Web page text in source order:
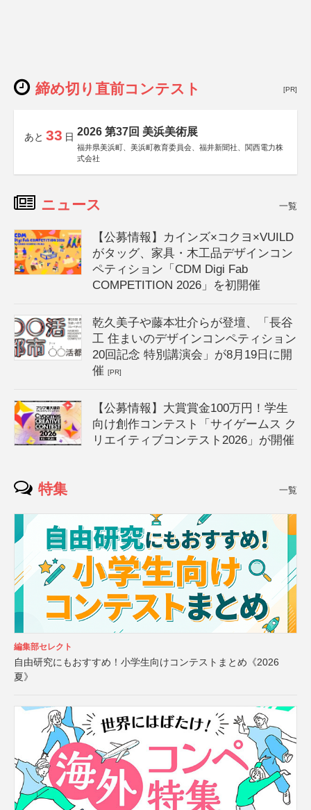
締め切り直前コンテスト [PR]
あと 33 日 2026 第37回 美浜美術展
福井県美浜町、美浜町教育委員会、福井新聞社、関西電力株
式会社
ニュース 一覧
【公募情報】カインズ×コクヨ×VUILD
がタッグ、家具・木工品デザインコン
ペティション「CDM Digi Fab
COMPETITION 2026」を初開催
乾久美子や藤本壮介らが登壇、「長谷
工 住まいのデザインコンペティション
20回記念 特別講演会」が8月19日に開
催[PR]
【公募情報】大賞賞金100万円！学生
向け創作コンテスト「サイゲームス ク
リエイティブコンテスト2026」が開催
特集 一覧
編集部セレクト
自由研究にもおすすめ！小学生向けコンテストまとめ《2026
夏》